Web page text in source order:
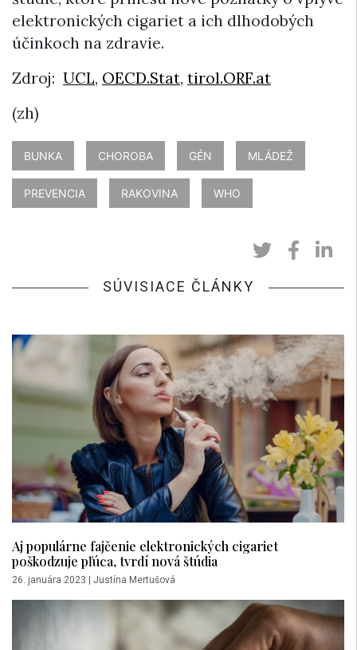
elektronických cigariet a ich dlhodobých
účinkoch na zdravie.
Zdroj: UCL, OECD.Stat, tirol.ORF.at
(zh)
BUNKA CHOROBA GÉN MLÁDEŽ
PREVENCIA RAKOVINA WHO
SÚVISIACE ČLÁNKY
Aj populárne fajčenie elektronických cigariet
poškodzuje pľúca, tvrdí nová štúdia
26. januára 2023 Justína Mertušová